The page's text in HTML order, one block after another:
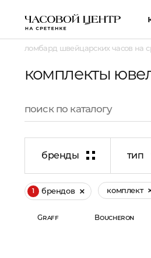
ломбард швейцарских часов на
комплекты
бренды тип
1 брендов комплект
Graff Boucheron